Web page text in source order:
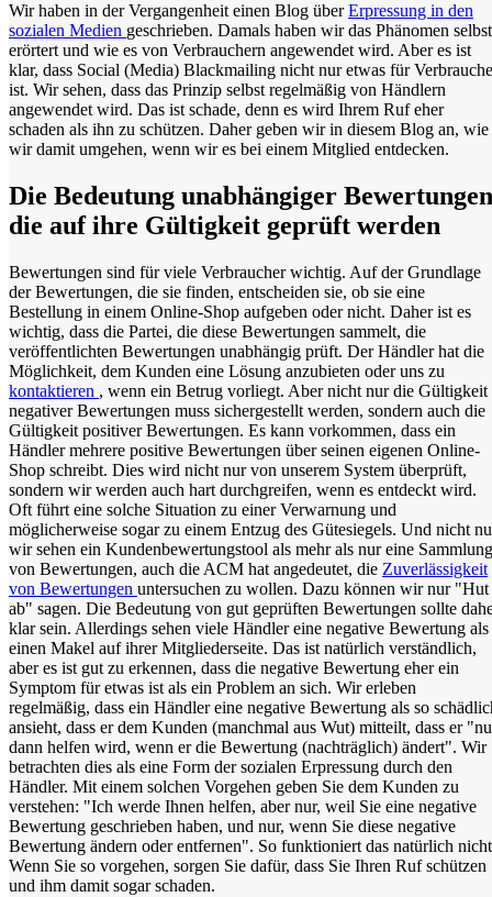
Wir haben in der Vergangenheit einen Blog überErpressung in den
sozialen Medien geschrieben. Damals haben wir das Phänomen selbst
erörtert und wie es von Verbrauchern angewendet wird. Aber es ist
klar, dass Social (Media) Blackmailing nicht nur etwas für
ist. Wir sehen, dass das Prinzip selbst regelmäßig von Händlern
angewendet wird. Das ist schade, denn es wird Ihrem Ruf eher
schaden als ihn zu schützen. Daher geben wir in diesem Blog an, wie
wir damit umgehen, wenn wir es bei einem Mitglied entdecken.
Die Bedeutung unabhängiger
die auf ihre Gültigkeit geprüft werden
Bewertungen sind für viele Verbraucher wichtig. Auf der Grundlage
der Bewertungen, die sie finden, entscheiden sie, ob sie eine
Bestellung in einem Online-Shop aufgeben oder nicht. Daher ist es
wichtig, dass die Partei, die diese Bewertungen sammelt, die
veröffentlichten Bewertungen unabhängig prüft. Der Händler hat die
Möglichkeit, dem Kunden eine Lösung anzubieten oder uns zu
kontaktieren , wenn ein Betrug vorliegt. Aber nicht nur die Gültigkeit
negativer Bewertungen muss sichergestellt werden, sondern auch die
Gültigkeit positiver Bewertungen. Es kann vorkommen, dass ein
Händler mehrere positive Bewertungen über seinen eigenen Online-
Shop schreibt. Dies wird nicht nur von unserem System überprüft,
sondern wir werden auch hart durchgreifen, wenn es entdeckt wird.
Oft führt eine solche Situation zu einer Verwarnung und
möglicherweise sogar zu einem Entzug des Gütesiegels. Und nicht
wir sehen ein Kundenbewertungstool als mehr als nur eine Sammlung
von Bewertungen, auch die ACM hat angedeutet, die Zuverlässigkeit
von Bewertungen untersuchen zu wollen. Dazu können wir nur "Hut
ab" sagen. Die Bedeutung von gut geprüften Bewertungen sollte
klar sein. Allerdings sehen viele Händler eine negative Bewertung als
einen Makel auf ihrer Mitgliederseite. Das ist natürlich verständlich,
aber es ist gut zu erkennen, dass die negative Bewertung eher ein
Symptom für etwas ist als ein Problem an sich. Wir erleben
regelmäßig, dass ein Händler eine negative Bewertung als so
ansieht, dass er dem Kunden (manchmal aus Wut) mitteilt, dass er
dann helfen wird, wenn er die Bewertung (nachträglich) ändert". Wir
betrachten dies als eine Form der sozialen Erpressung durch den
Händler. Mit einem solchen Vorgehen geben Sie dem Kunden zu
verstehen: "Ich werde Ihnen helfen, aber nur, weil Sie eine negative
Bewertung geschrieben haben, und nur, wenn Sie diese negative
Bewertung ändern oder entfernen". So funktioniert das natürlich
Wenn Sie so vorgehen, sorgen Sie dafür, dass Sie Ihren Ruf schützen
und ihm damit sogar schaden.